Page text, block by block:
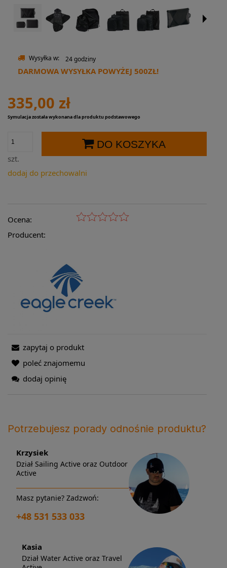
Wysyłka w: 24 godziny
DARMOWA WYSYŁKA POWYŻEJ 500ZŁ!
335,00 zł
Symulacja została wykonana dla produktu podstawowego
szt.
DO KOSZYKA
dodaj do przechowalni
Ocena:
Producent:
zapytaj o produkt
poleć znajomemu
dodaj opinię
Potrzebujesz porady odnośnie produktu?
Krzysiek
Dział Sailing Active oraz Outdoor
Active
Masz pytanie? Zadzwoń:
+48 531 533 033
Kasia
Dział Water Active oraz Travel